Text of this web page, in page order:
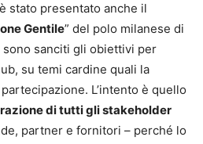
stato presentato anche il
Gentile” del polo milanese di
sono sanciti gli obiettivi per
su temi cardine quali la
L’intento è quello
di tutti gli stakeholder
partner e fornitori – perché lo